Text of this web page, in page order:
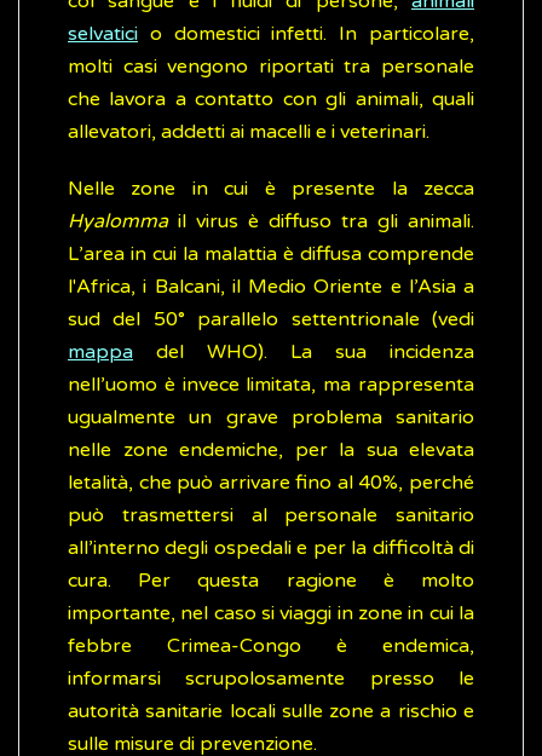
selvatici o domestici infetti. In particolare,
molti casi vengono riportati tra personale
che lavora a contatto con gli animali, quali
allevatori, addetti ai macelli e i veterinari.
Nelle zone in cui è presente la zecca
Hyalommail virus è diffuso tra gli animali.
L’area in cui la malattia è diffusa comprende
l'Africa, i Balcani, il Medio Oriente e l’Asia a
sud del 50° parallelo settentrionale (vedi
mappa del WHO). La sua incidenza
nell’uomo è invece limitata, ma rappresenta
ugualmente un grave problema sanitario
nelle zone endemiche, per la sua elevata
letalità, che può arrivare fino al 40%, perché
può trasmettersi al personale sanitario
all’interno degli ospedali e per la difficoltà di
cura. Per questa ragione è molto
importante, nel caso si viaggi in zone in cui la
febbre Crimea-Congo è endemica,
informarsi scrupolosamente presso le
autorità sanitarie locali sulle zone a rischio e
sulle misure di prevenzione.